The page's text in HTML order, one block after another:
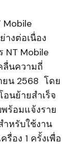
Mobile
งต่อเนื่อง
NT Mobile
ลื่นความถี่
ยน 2568 โดย
นย้ายสำเร็จ
ร้อมแจ้งราย
ำหรับใช้งาน
รื่อง 1 ครั้งเพื่อ